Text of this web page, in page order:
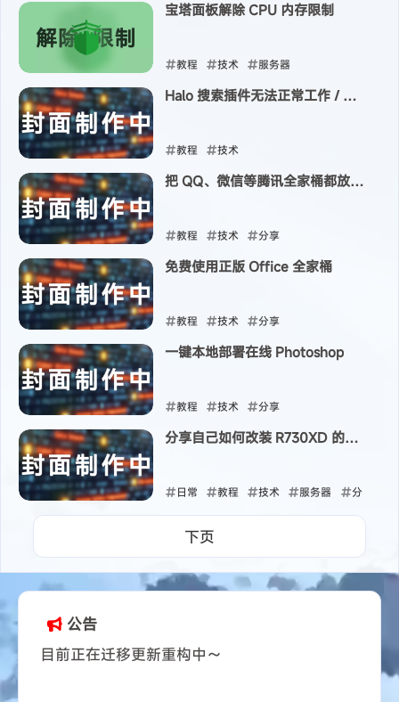
2024-11-17
宝塔面板解除 CPU 内存限制
教程 技术 服务器
2024-06-19
Halo 搜索插件无法正常工作 / 使
教程 技术
2024-05-15
把 QQ、微信等腾讯全家桶都放在
教程 技术 分享
2024-05-08
免费使用正版 Office 全家桶
教程 技术 分享
2024-05-08
一键本地部署在线 Photoshop
教程 技术 分享
2024-04-24
分享自己如何改装 R730XD 的风
日常 教程 技术 服务器 分
下页
公告
目前正在迁移更新重构中～